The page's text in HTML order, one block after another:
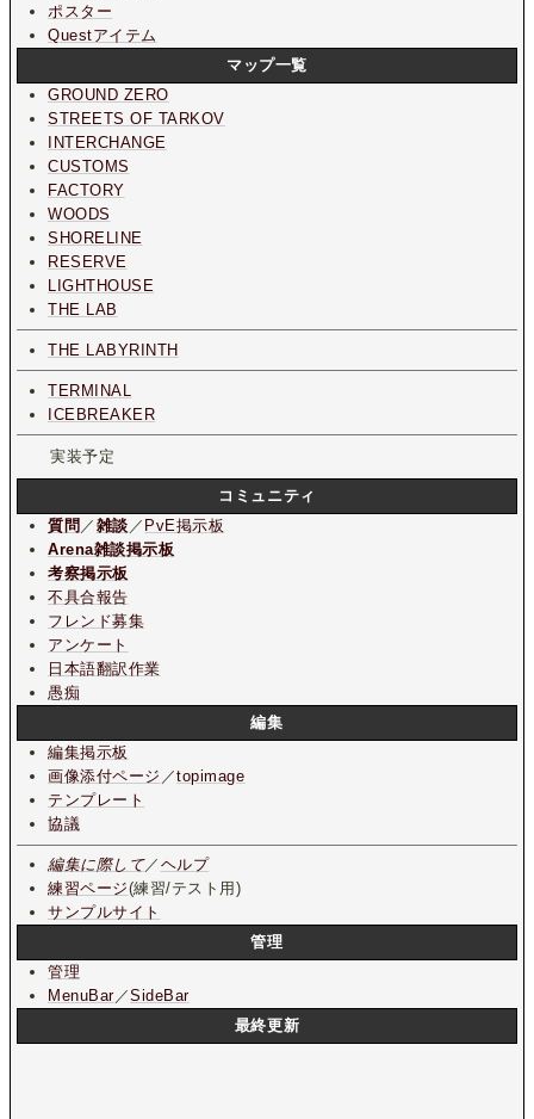
ポスター
Questアイテム
マップ一覧
GROUND ZERO
STREETS OF TARKOV
INTERCHANGE
CUSTOMS
FACTORY
WOODS
SHORELINE
RESERVE
LIGHTHOUSE
THE LAB
THE LABYRINTH
TERMINAL
ICEBREAKER
実装予定
コミュニティ
質問 ／ 雑談 ／ PvE掲示板
Arena雑談掲示板
考察掲示板
不具合報告
フレンド募集
アンケート
日本語翻訳作業
愚痴
編集
編集掲示板
画像添付ページ ／topimage
テンプレート
協議
編集に際して／ ヘルプ
練習ページ(練習/テスト用)
サンプルサイト
管理
管理
MenuBar／SideBar
最終更新